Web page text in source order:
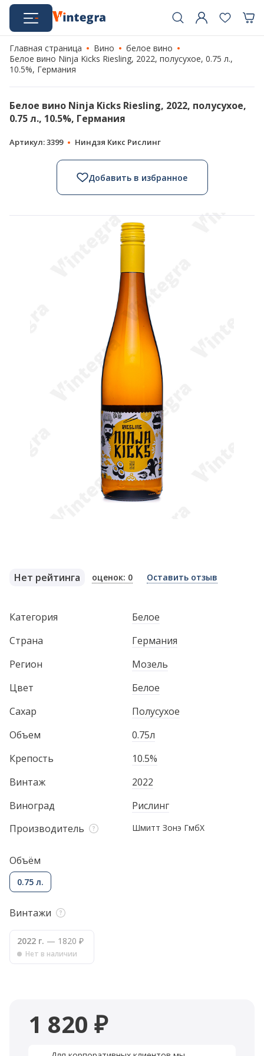
Главная страница Вино
белое вино
Белое вино Ninja Kicks Riesling, 2022, полусухое, 0.75 л.,
10.5%, Германия
Белое вино Ninja Kicks Riesling, 2022, полусухое,
0.75 л., 10.5%, Германия
Артикул: 3399 Ниндзя Кикс Рислинг
Добавить в избранное
Нет рейтинга оценок: 0 Оставить отзыв
Категория
Белое
Страна
Германия
Регион
Мозель
Цвет
Белое
Сахар
Полусухое
Объем
0.75л
Крепость
10.5%
Винтаж
2022
Виноград
Рислинг
Производитель
Шмитт Зонэ ГмбХ
Объём
0.75 л.
Винтажи
2022 г. — 1820 ₽
Нет в наличии
1 820 ₽